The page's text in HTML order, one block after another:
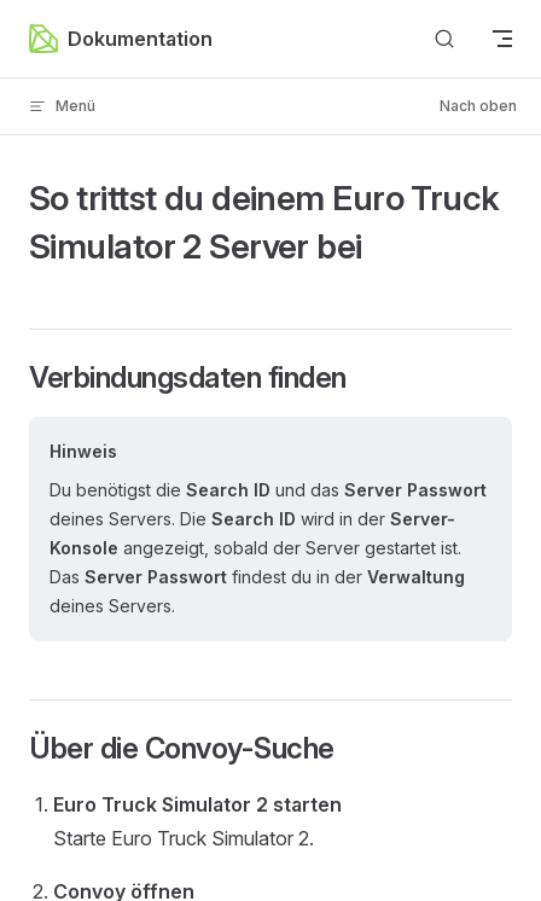
Zum Inhalt springen
Dokumentation
Menü Nach oben
So trittst du deinem Euro Truck
Simulator 2 Server bei
Verbindungsdaten finden
Hinweis
Du benötigst die Search ID und das Server Passwort
deines Servers. Die Search ID wird in der Server-
Konsole angezeigt, sobald der Server gestartet ist.
Das Server Passwort findest du in der Verwaltung
deines Servers.
Über die Convoy-Suche
Euro Truck Simulator 2 starten
Starte Euro Truck Simulator 2.
Convoy öffnen